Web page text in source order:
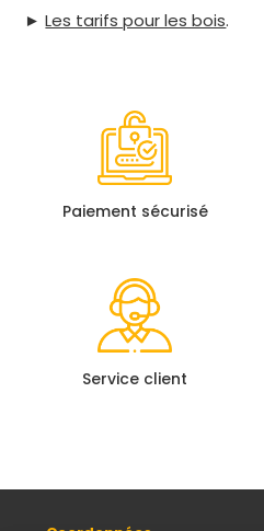
►Les tarifs pour les bois.
Paiement sécurisé
Service client